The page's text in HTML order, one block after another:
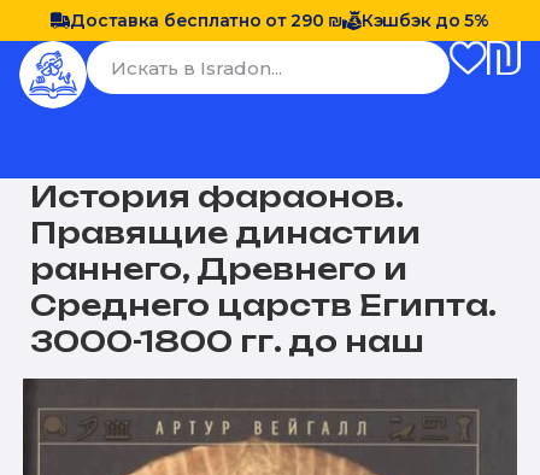
Доставка бесплатно от 290 ₪ Кэшбэк до 5%
История фараонов.
Правящие династии
раннего, Древнего и
Среднего царств Египта.
3000-1800 гг. до наш